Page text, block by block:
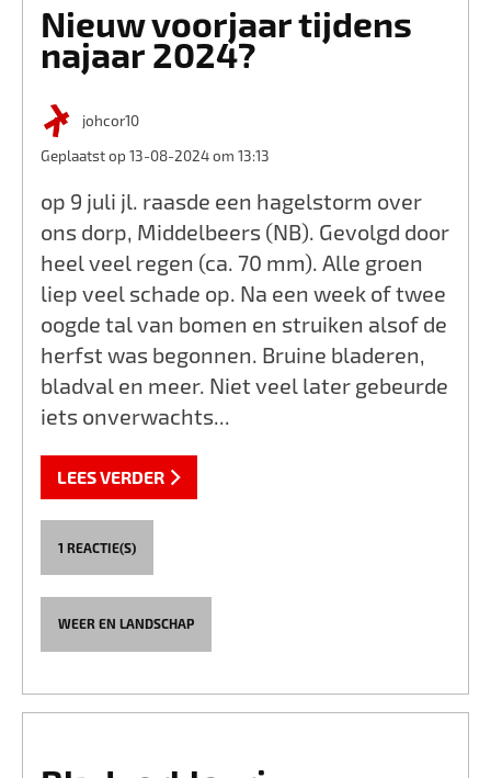
Nieuw voorjaar tijdens
najaar 2024?
johcor10
Geplaatst op 13-08-2024 om 13:13
op 9 juli jl. raasde een hagelstorm over
ons dorp, Middelbeers (NB). Gevolgd door
heel veel regen (ca. 70 mm). Alle groen
liep veel schade op. Na een week of twee
oogde tal van bomen en struiken alsof de
herfst was begonnen. Bruine bladeren,
bladval en meer. Niet veel later gebeurde
iets onverwachts...
LEES VERDER
1 REACTIE(S)
WEER EN LANDSCHAP